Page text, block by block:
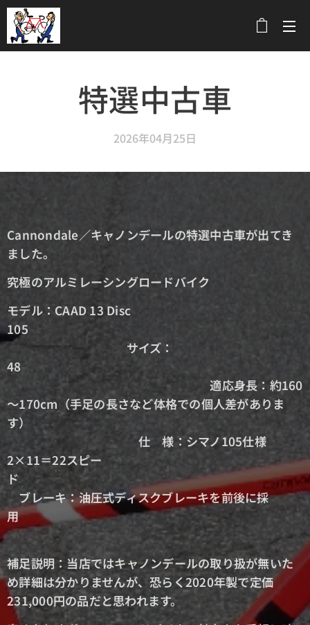
特選中古車
2026年04月25日
Cannondale／キャノンデールの特選中古車が出てき
ました。
究極のアルミレーシングロードバイク
モデル：CAAD 13 Disc
105
サイズ：
48
適応身長：約160
～170cm（手足の長さなど体格での個人差がありま
す）
仕 様：シマノ105仕様
2×11＝22スピー
ド
ブレーキ：油圧式ディスクブレーキを前後に採
用
補足説明：当店ではキャノンデールの取り扱が無いた
め詳細は分かりませんが、恐らく2020年製で定価
231,000円の品だと思われます。